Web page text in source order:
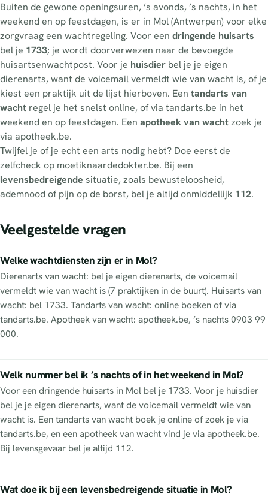
Buiten de gewone openingsuren, ’s avonds, ’s nachts, in het
weekend en op feestdagen, is er in Mol (Antwerpen) voor elke
zorgvraag een wachtregeling. Voor een dringende huisarts
bel je 1733; je wordt doorverwezen naar de bevoegde
huisartsenwachtpost. Voor je huisdier bel je je eigen
dierenarts, want de voicemail vermeldt wie van wacht is, of je
kiest een praktijk uit de lijst hierboven. Een tandarts van
wacht regel je het snelst online, of via tandarts.be in het
weekend en op feestdagen. Een apotheek van wachtzoek je
via apotheek.be.
Twijfel je of je echt een arts nodig hebt? Doe eerst de
zelfcheck op moetiknaardedokter.be. Bij een
levensbedreigende situatie, zoals bewusteloosheid,
ademnood of pijn op de borst, bel je altijd onmiddellijk 112.
Veelgestelde vragen
Welke wachtdiensten zijn er in Mol?
Dierenarts van wacht: bel je eigen dierenarts, de voicemail
vermeldt wie van wacht is (7 praktijken in de buurt). Huisarts van
wacht: bel 1733. Tandarts van wacht: online boeken of via
tandarts.be. Apotheek van wacht: apotheek.be, ’s nachts 0903 99
000.
Welk nummer bel ik ’s nachts of in het weekend in Mol?
Voor een dringende huisarts in Mol bel je 1733. Voor je huisdier
bel je je eigen dierenarts, want de voicemail vermeldt wie van
wacht is. Een tandarts van wacht boek je online of zoek je via
tandarts.be, en een apotheek van wacht vind je via apotheek.be.
Bij levensgevaar bel je altijd 112.
Wat doe ik bij een levensbedreigende situatie in Mol?